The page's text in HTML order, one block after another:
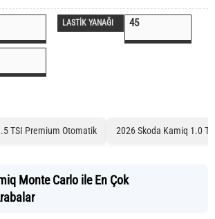
LASTİK YANAĞI 45
TSI Premium Otomatik 2026 Skoda Kamiq 1.0
Monte Carlo ile En Çok